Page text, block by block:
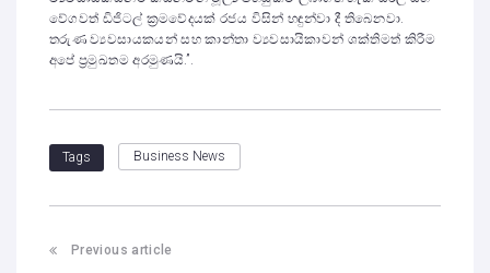
වේගවත් ඩිජිටල් ක්‍රමවේදයක් රජය විසින් හඳුන්වා දී තිබෙනවා.
තරුණ ව්‍යවසායකයන් සහ කාන්තා ව්‍යවසායිකාවන් ශක්තිමත් කිරීම
අපේ ප්‍රමුඛතම අරමුණයි.”.
Tags Business News
Previous article